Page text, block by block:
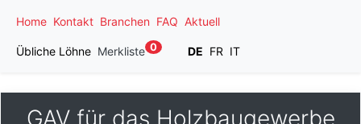
Home Kontakt Branchen FAQ Aktuell
Übliche Löhne Merkliste 0 DE FR IT
GAV für das Holzbaugewerbe